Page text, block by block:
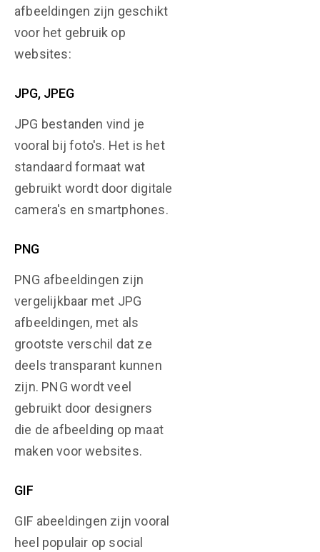
afbeeldingen zijn geschikt
voor het gebruik op
websites:
JPG, JPEG
JPG bestanden vind je
vooral bij foto's. Het is het
standaard formaat wat
gebruikt wordt door digitale
camera's en smartphones.
PNG
PNG afbeeldingen zijn
vergelijkbaar met JPG
afbeeldingen, met als
grootste verschil dat ze
deels transparant kunnen
zijn. PNG wordt veel
gebruikt door designers
die de afbeelding op maat
maken voor websites.
GIF
GIF abeeldingen zijn vooral
heel populair op social